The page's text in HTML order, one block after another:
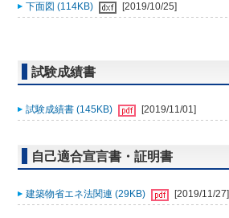
下面図 (114KB)
[2019/10/25]
試験成績書
試験成績書 (145KB) [2019/11/01]
自己適合宣言書・証明書
建築物省エネ法関連 (29KB) [2019/11/27]